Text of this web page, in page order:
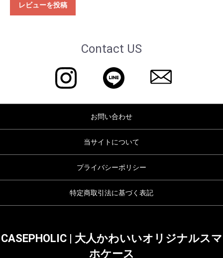
レビューを投稿
Contact US
お問い合わせ
当サイトについて
プライバシーポリシー
特定商取引法に基づく表記
CASEPHOLIC | 大人かわいいオリジナルスマ
ホケース